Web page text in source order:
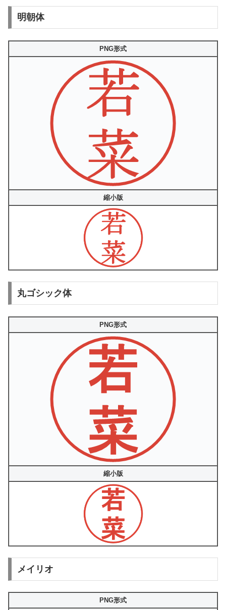
明朝体
PNG形式
縮小版
丸ゴシック体
PNG形式
縮小版
メイリオ
PNG形式